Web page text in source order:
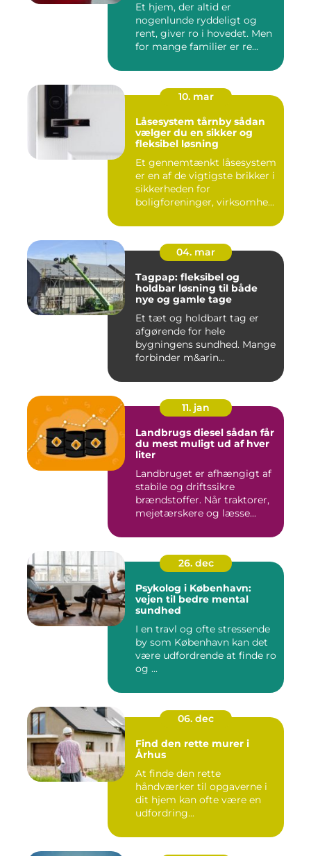
Et hjem, der altid er
nogenlunde ryddeligt og
rent, giver ro i hovedet. Men
for mange familier er re...
10. mar
Låsesystem tårnby sådan
vælger du en sikker og
fleksibel løsning
Et gennemtænkt låsesystem
er en af de vigtigste brikker i
sikkerheden for
boligforeninger, virksomhe...
04. mar
Tagpap: fleksibel og
holdbar løsning til både
nye og gamle tage
Et tæt og holdbart tag er
afgørende for hele
bygningens sundhed. Mange
forbinder m&arin...
11. jan
Landbrugs diesel sådan får
du mest muligt ud af hver
liter
Landbruget er afhængigt af
stabile og driftssikre
brændstoffer. Når traktorer,
mejetærskere og læsse...
26. dec
Psykolog i København:
vejen til bedre mental
sundhed
I en travl og ofte stressende
by som København kan det
være udfordrende at finde ro
og ...
06. dec
Find den rette murer i
Århus
At finde den rette
håndværker til opgaverne i
dit hjem kan ofte være en
udfordring...